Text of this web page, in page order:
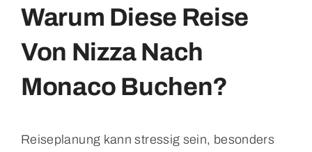
Warum Diese Reise
Von Nizza Nach
Monaco Buchen?
Reiseplanung kann stressig sein, besonders